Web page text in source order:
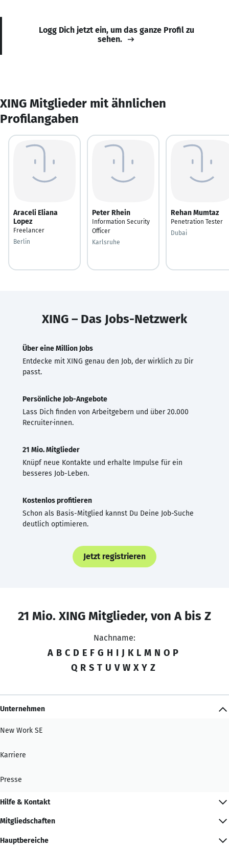
Logg Dich jetzt ein, um das ganze Profil zu
sehen.
XING Mitglieder mit ähnlichen
Profilangaben
Araceli Eliana
Lopez
Freelancer
Berlin
Peter Rhein
Information Security
Officer
Karlsruhe
Rehan Mumtaz
Penetration Tester
Dubai
XING – Das Jobs-Netzwerk
Über eine Million Jobs
Entdecke mit XING genau den Job, der wirklich zu Dir
passt.
Persönliche Job-Angebote
Lass Dich finden von Arbeitgebern und über 20.000
Recruiter·innen.
21 Mio. Mitglieder
Knüpf neue Kontakte und erhalte Impulse für ein
besseres Job-Leben.
Kostenlos profitieren
Schon als Basis-Mitglied kannst Du Deine Job-Suche
deutlich optimieren.
Jetzt registrieren
21 Mio. XING Mitglieder, von A bis Z
Nachname:
A B C D E F G H I J K L M N O P
Q R S T U V W X Y Z
Unternehmen
New Work SE
Karriere
Presse
Hilfe & Kontakt
Mitgliedschaften
Hauptbereiche